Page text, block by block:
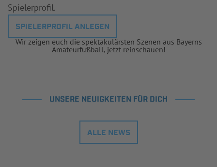
Spielerprofil.
SPIELERPROFIL ANLEGEN
Wir zeigen euch die spektakulärsten Szenen aus Bayerns
Amateurfußball, jetzt reinschauen!
UNSERE NEUIGKEITEN FÜR DICH
ALLE NEWS